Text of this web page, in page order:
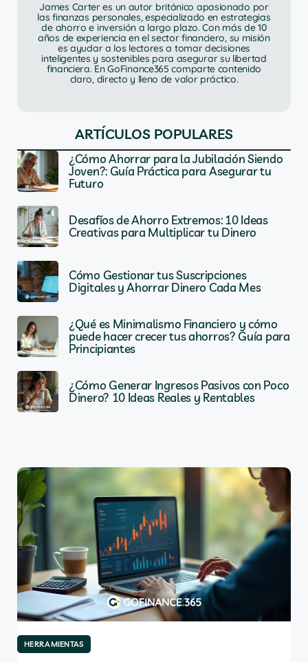
James Carter es un autor británico apasionado por
las finanzas personales, especializado en estrategias
de ahorro e inversión a largo plazo. Con más de 10
años de experiencia en el sector financiero, su misión
es ayudar a los lectores a tomar decisiones
inteligentes y sostenibles para asegurar su libertad
financiera. En GoFinance365 comparte contenido
claro, directo y lleno de valor práctico.
ARTÍCULOS POPULARES
¿Cómo Ahorrar para la Jubilación Siendo
Joven?: Guía Práctica para Asegurar tu
Futuro
Desafíos de Ahorro Extremos: 10 Ideas
Creativas para Multiplicar tu Dinero
Cómo Gestionar tus Suscripciones
Digitales y Ahorrar Dinero Cada Mes
¿Qué es Minimalismo Financiero y cómo
puede hacer crecer tus ahorros? Guía para
Principiantes
¿Cómo Generar Ingresos Pasivos con Poco
Dinero? 10 Ideas Reales y Rentables
HERRAMIENTAS